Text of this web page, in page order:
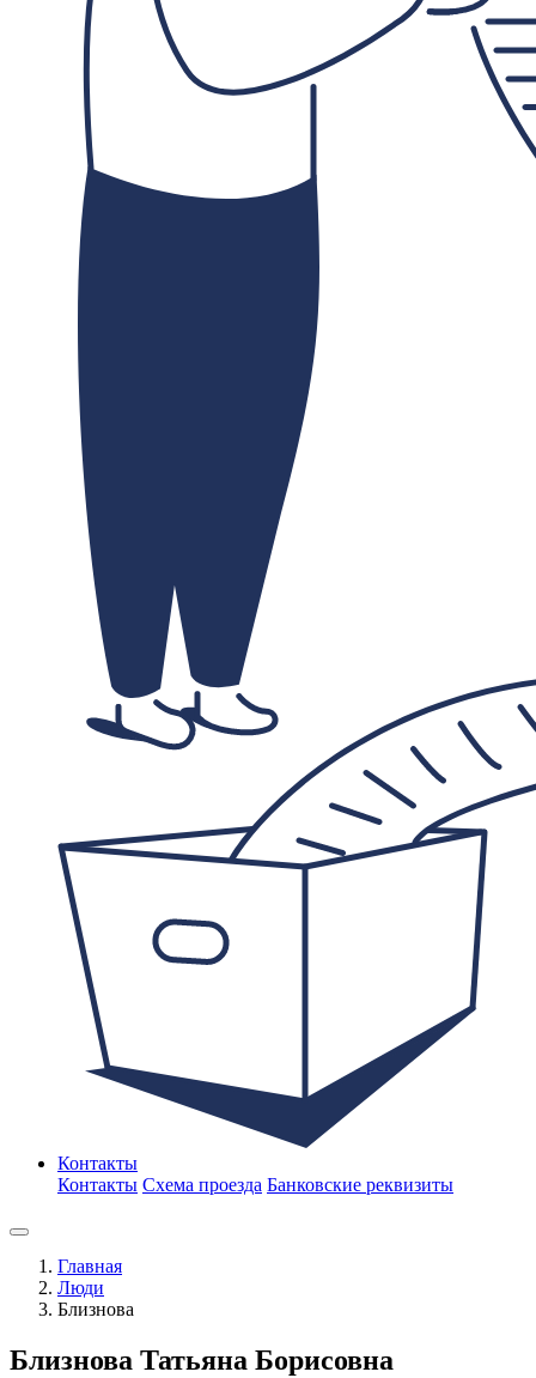
Контакты
Контакты Схема проезда Банковские реквизиты
Главная
Люди
Близнова
Близнова Татьяна Борисовна